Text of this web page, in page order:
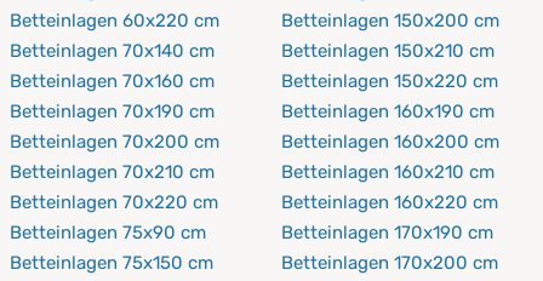
Betteinlagen 60x220 cm
Betteinlagen 70x140 cm
Betteinlagen 70x160 cm
Betteinlagen 70x190 cm
Betteinlagen 70x200 cm
Betteinlagen 70x210 cm
Betteinlagen 70x220 cm
Betteinlagen 75x90 cm
Betteinlagen 75x150 cm
Betteinlagen 150x200 cm
Betteinlagen 150x210 cm
Betteinlagen 150x220 cm
Betteinlagen 160x190 cm
Betteinlagen 160x200 cm
Betteinlagen 160x210 cm
Betteinlagen 160x220 cm
Betteinlagen 170x190 cm
Betteinlagen 170x200 cm